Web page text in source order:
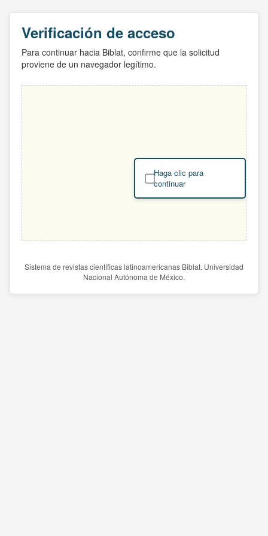
Verificación de acceso
Para continuar hacia Biblat, confirme que la solicitud
proviene de un navegador legítimo.
Haga clic para
continuar
Sistema de revistas científicas latinoamericanas Biblat. Universidad
Nacional Autónoma de México.